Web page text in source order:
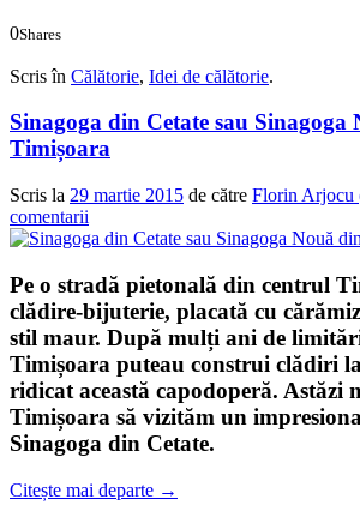
0Shares
Scris în Călătorie, Idei de călătorie.
Sinagoga din Cetate sau Sinagoga
Timișoara
Scris la 29 martie 2015 de către Florin Arjocu
comentarii
Pe o stradă pietonală din centrul
clădire-bijuterie, placată cu
stil maur. După mulți ani de
Timișoara puteau construi clădiri
ridicat această capodoperă. Astăzi
Timișoara să vizităm un
Sinagoga din Cetate.
Citește mai departe →